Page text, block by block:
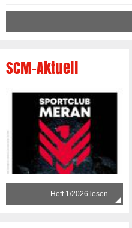
SCM-Aktuell
Heft 1/2026 lesen